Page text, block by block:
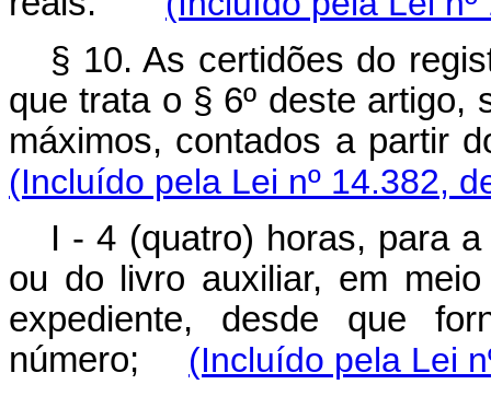
§ 10. As certidões do
que trata o § 6º deste artigo,
máximos, contados a
(Incluído pela Lei nº 14.382,
I - 4 (quatro) horas, para
ou do livro auxiliar, em
expediente, desde que
número; (Incluído pela Lei